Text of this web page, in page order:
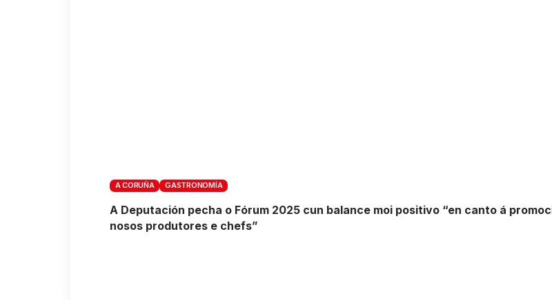
A CORUÑA GASTRONOMÍA
A Deputación pecha o Fórum 2025 cun balance moi positivo “en canto á
nosos produtores e chefs”